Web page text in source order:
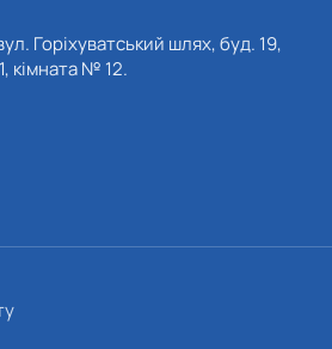
Горіхуватський шлях, буд. 19,
кімната № 12.